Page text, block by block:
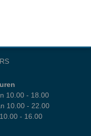
10.00 - 18.00
10.00 - 22.00
- 16.00